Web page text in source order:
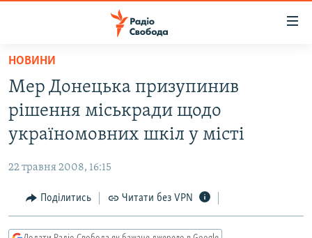
Перейти
основного
матеріалу
Перейти
до
основної
навігації
Перейти
до
пошуку
ВСЕ ЗА ДОБУ
СТАТТІ
ЕКОНОМІКА
СУСПІЛЬСТВО
РОСІЙСЬКА «ФІЛЬТРАЦІЯ»
ДОНБАС.РЕАЛІЇ
НОВИНИ
Мер Донецька призупинив
рішення міськради щодо
україномовних шкіл у місті
22 травня 2008, 16:15
Поділитись Читати без VPN